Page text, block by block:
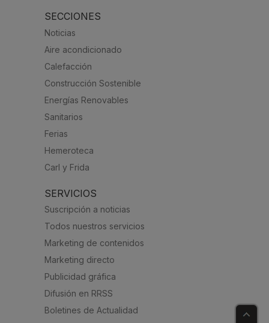
SECCIONES
Noticias
Aire acondicionado
Calefacción
Construcción Sostenible
Energías Renovables
Sanitarios
Ferias
Hemeroteca
Carl y Frida
SERVICIOS
Suscripción a noticias
Todos nuestros servicios
Marketing de contenidos
Marketing directo
Publicidad gráfica
Difusión en RRSS
Boletines de Actualidad